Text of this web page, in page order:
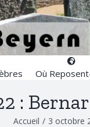
Où
:
Accueil / 3 octobre